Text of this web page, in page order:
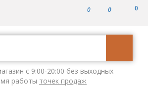
0 0 0
с 9:00-20:00 без выходных
работы точек продаж